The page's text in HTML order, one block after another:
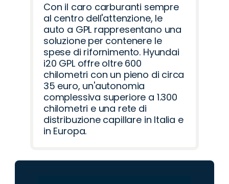
Con il caro carburanti sempre
al centro dell'attenzione, le
auto a GPL rappresentano una
soluzione per contenere le
spese di rifornimento. Hyundai
i20 GPL offre oltre 600
chilometri con un pieno di circa
35 euro, un'autonomia
complessiva superiore a 1.300
chilometri e una rete di
distribuzione capillare in Italia e
in Europa.